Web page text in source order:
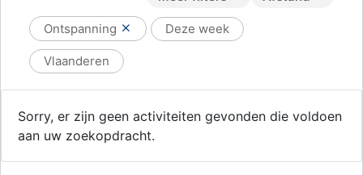
Ontspanning Deze week
Vlaanderen
Sorry, er zijn geen activiteiten gevonden die voldoen
aan uw zoekopdracht.